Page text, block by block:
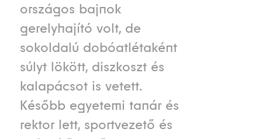
országos bajnok
gerelyhajító volt, de
sokoldalú dobóatlétaként
súlyt lökött, diszkoszt és
kalapácsot is vetett.
Később egyetemi tanár és
rektor lett, sportvezető és